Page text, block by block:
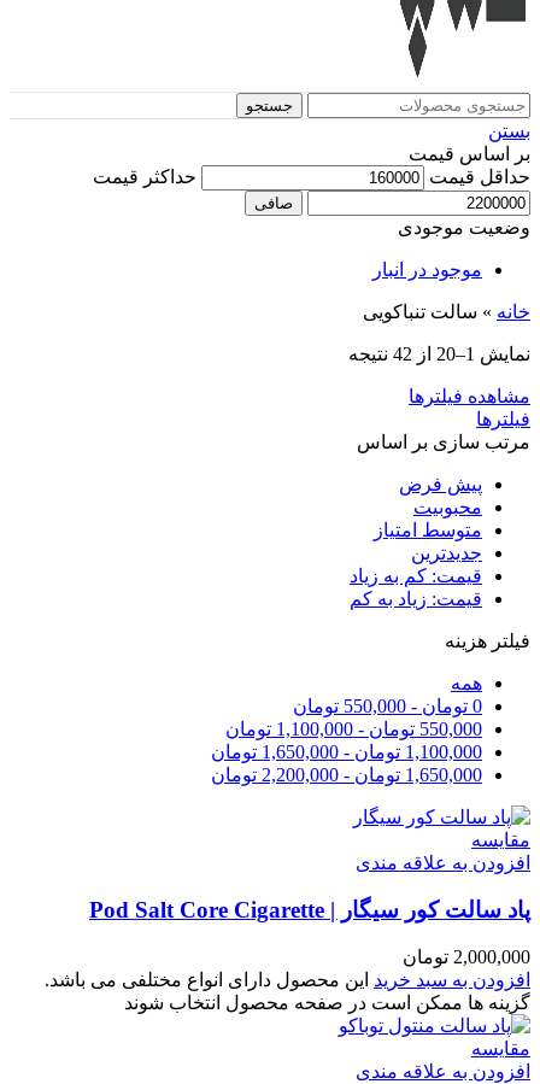
جستجو
بستن
بر اساس قیمت
حداقل قیمت
حداكثر قيمت
صافی
وضعیت موجودی
موجود در انبار
خانه » سالت تنباکویی
نمایش 1–20 از 42 نتیجه
مشاهده فیلترها
فیلترها
مرتب سازی بر اساس
پیش فرض
محبوبیت
متوسط امتیاز
جدیدترین
قیمت: کم به زیاد
قیمت: زیاد به کم
فیلتر هزینه
همه
0 تومان -
550,000 تومان
550,000 تومان -
1,100,000 تومان
1,100,000 تومان -
1,650,000 تومان
1,650,000 تومان -
2,200,000 تومان
مقایسه
افزودن به علاقه مندی
پاد سالت کور سیگار | Pod Salt Core Cigarette
2,000,000 تومان
افزودن به سبد خرید این محصول دارای انواع مختلفی می باشد.
گزینه ها ممکن است در صفحه محصول انتخاب شوند
مقایسه
افزودن به علاقه مندی